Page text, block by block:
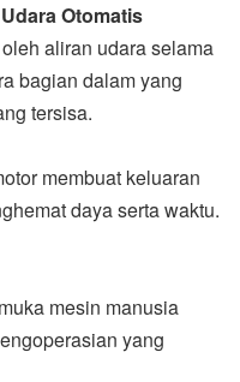
Otomatis
aliran udara selama
bagian dalam yang
tersisa.
membuat keluaran
daya serta waktu.
mesin manusia
yang